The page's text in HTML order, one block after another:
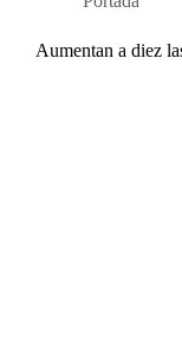
Aumentan a diez